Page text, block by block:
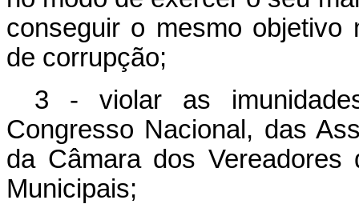
conseguir o mesmo objetivo
de corrupção;
3 - violar as
Congresso Nacional, das
da Câmara dos
Municipais;